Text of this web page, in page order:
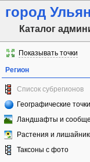
город
Каталог
Показывать точки
Регион
Список субрегионов
Географические точки
Ландшафты и
Растения и
Таксоны с фото